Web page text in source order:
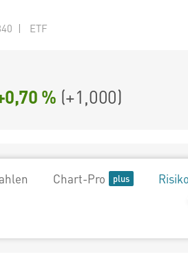
| ETF
% (+1,000)
Chart-Pro